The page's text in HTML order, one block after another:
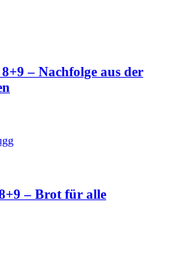
– Nachfolge aus der
– Brot für alle